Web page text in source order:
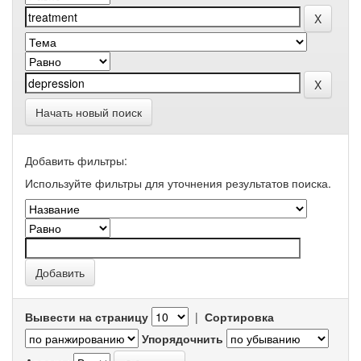
Начать новый поиск
Добавить фильтры:
Используйте фильтры для уточнения результатов поиска.
Вывести на страницу | Сортировка
Упорядочнить